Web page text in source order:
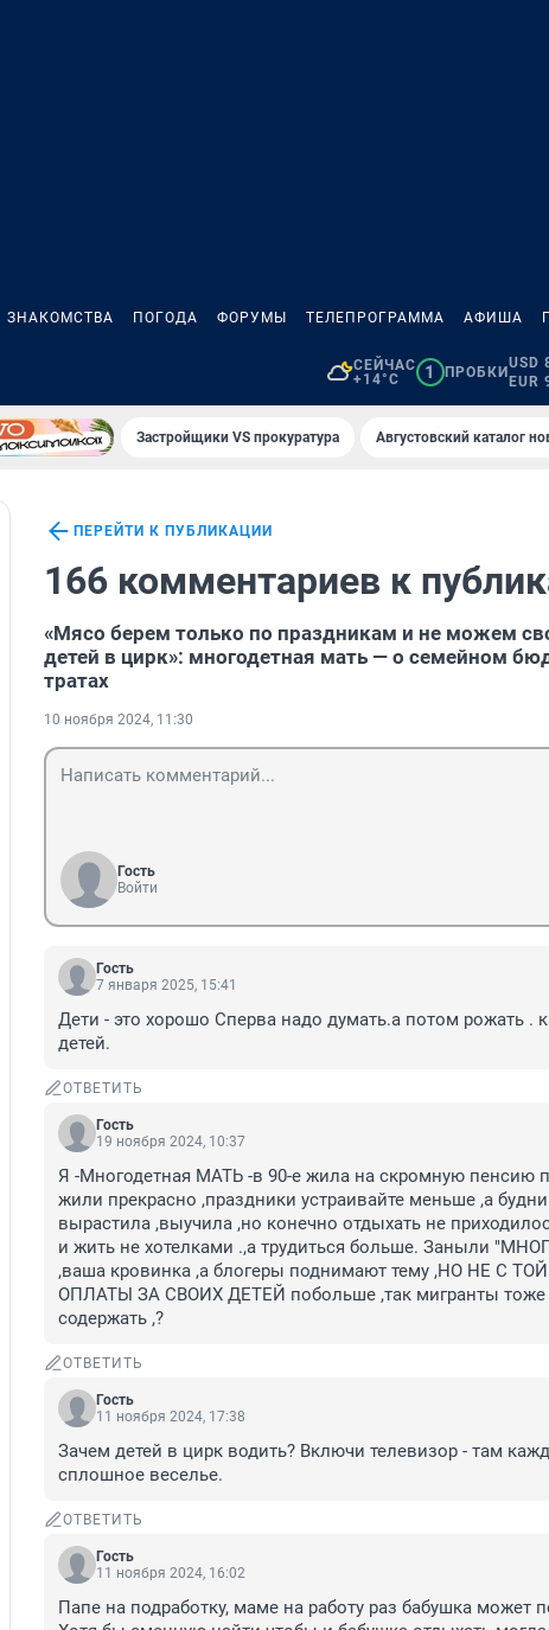
ЗНАКОМСТВА ПОГОДА ФОРУМЫ ТЕЛЕПРОГРАММА АФИША
СЕЙЧАС
+14°C
1 ПРОБКИ
USD
EUR
Застройщики VS прокуратура Августовский каталог
ПЕРЕЙТИ К ПУБЛИКАЦИИ
166 комментариев к
«Мясо берем только по праздникам и не можем
детей в цирк»: многодетная мать — о семейном
тратах
10 ноября 2024, 11:30
Гость
Войти
Гость
7 января 2025, 15:41
Дети - это хорошо Сперва надо думать.а потом рожать .
детей.
ОТВЕТИТЬ
Гость
19 ноября 2024, 10:37
Я -Многодетная МАТЬ -в 90-е жила на скромную пенсию
жили прекрасно ,праздники устраивайте меньше ,а
вырастила ,выучила ,но конечно отдыхать не
и жить не хотелками .,а трудиться больше. Заныли
,ваша кровинка ,а блогеры поднимают тему ,НО НЕ С
ОПЛАТЫ ЗА СВОИХ ДЕТЕЙ побольше ,так мигранты тоже
содержать ,?
ОТВЕТИТЬ
Гость
11 ноября 2024, 17:38
Зачем детей в цирк водить? Включи телевизор - там
сплошное веселье.
ОТВЕТИТЬ
Гость
11 ноября 2024, 16:02
Папе на подработку, маме на работу раз бабушка может